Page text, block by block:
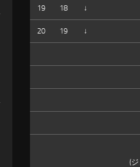
19 18 ↓
20 19 ↓
(